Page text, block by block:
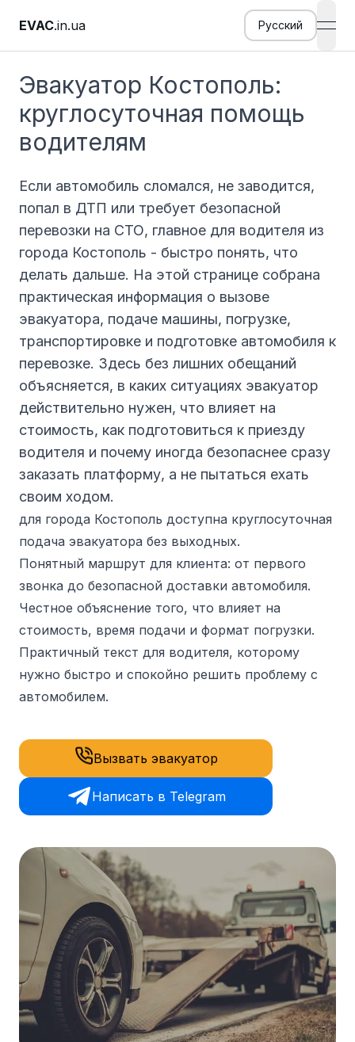
EVAC.in.ua Русский
Эвакуатор Костополь:
круглосуточная помощь
водителям
Если автомобиль сломался, не заводится,
попал в ДТП или требует безопасной
перевозки на СТО, главное для водителя из
города Костополь - быстро понять, что
делать дальше. На этой странице собрана
практическая информация о вызове
эвакуатора, подаче машины, погрузке,
транспортировке и подготовке автомобиля к
перевозке. Здесь без лишних обещаний
объясняется, в каких ситуациях эвакуатор
действительно нужен, что влияет на
стоимость, как подготовиться к приезду
водителя и почему иногда безопаснее сразу
заказать платформу, а не пытаться ехать
своим ходом.
для города Костополь доступна круглосуточная
подача эвакуатора без выходных.
Понятный маршрут для клиента: от первого
звонка до безопасной доставки автомобиля.
Честное объяснение того, что влияет на
стоимость, время подачи и формат погрузки.
Практичный текст для водителя, которому
нужно быстро и спокойно решить проблему с
автомобилем.
Вызвать эвакуатор
Написать в Telegram